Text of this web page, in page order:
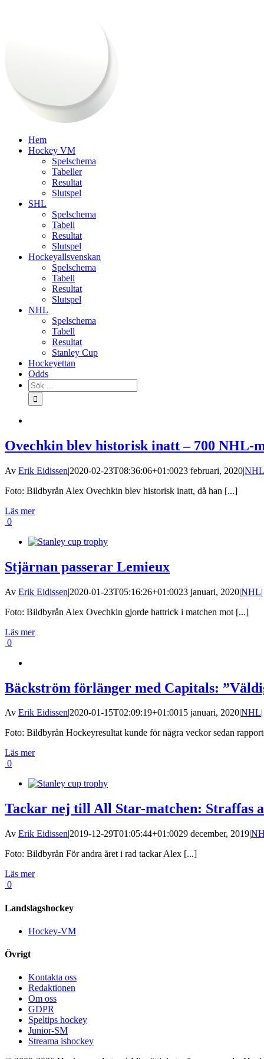
Hem
Hockey VM
Spelschema
Tabeller
Resultat
Slutspel
SHL
Spelschema
Tabell
Resultat
Slutspel
Hockeyallsvenskan
Spelschema
Tabell
Resultat
Slutspel
NHL
Spelschema
Tabell
Resultat
Stanley Cup
Hockeyettan
Odds
Sök
efter:
Ovechkin blev historisk inatt – 700 NHL-
Av Erik Eidissen|2020-02-23T08:36:06+01:0023 februari, 2020|NHL
Foto: Bildbyrån Alex Ovechkin blev historisk inatt, då han [...]
Läs mer
0
Stjärnan passerar Lemieux
Av Erik Eidissen|2020-01-23T05:16:26+01:0023 januari, 2020|NHL|
Foto: Bildbyrån Alex Ovechkin gjorde hattrick i matchen mot [...]
Läs mer
0
Bäckström förlänger med Capitals:
Av Erik Eidissen|2020-01-15T02:09:19+01:0015 januari, 2020|NHL|
Foto: Bildbyrån Hockeyresultat kunde för några veckor sedan
Läs mer
0
Tackar nej till All Star-matchen: Straffas
Av Erik Eidissen|2019-12-29T01:05:44+01:0029 december, 2019|
Foto: Bildbyrån För andra året i rad tackar Alex [...]
Läs mer
0
Landslagshockey
Hockey-VM
Övrigt
Kontakta oss
Redaktionen
Om oss
GDPR
Speltips hockey
Junior-SM
Streama ishockey